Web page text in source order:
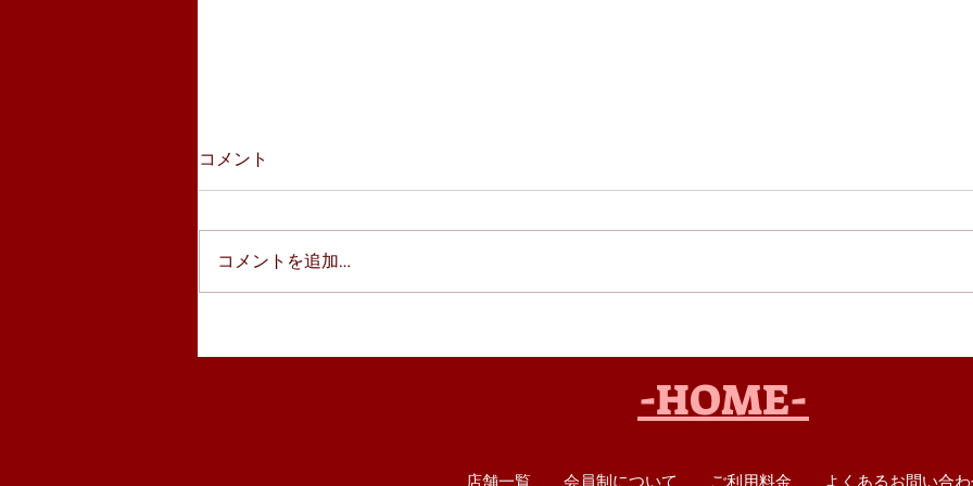
中！！
コメント
コメントを追加…
-HOME-
店舗一覧 会員制について ご利用料金 よくあるお問い合